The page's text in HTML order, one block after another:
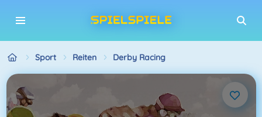
Sport Reiten Derby Racing